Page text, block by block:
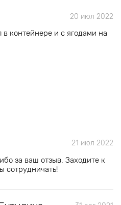
20 июл 2022
контейнере и с ягодами на
21 июл 2022
за ваш отзыв. Заходите к
сотрудничать!